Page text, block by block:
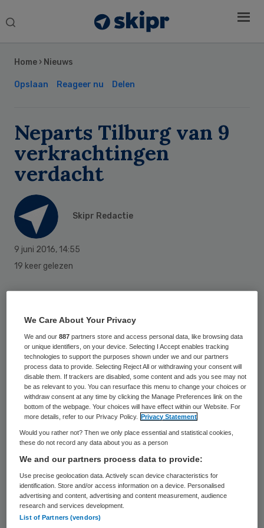
Search
Home › Nieuws
Opslaan Reageer nu Delen
Neparts Tilburg van 9
verkrachtingen
verdacht
Skipr Redactie
9 juni 2016, 14:55
19 keer gelezen
als arts wordt ervan verdacht ten minste
negen vrouwen te hebben verkracht. Het
Openbaar Ministerie heeft pas donderdag
voor het eerst ruchtbaarheid aan de zaak
gegeven tijdens een regiezitting in Breda.
Dat gebeurde nu pas vanwege de
gevoeligheid van de zaak, aldus een
woordvoerster van het OM.
De man werd in maart van dit jaar opgepakt
na een eerste melding van een slachtoffer.
Aanvankelijk stonden zes verkrachtingen op
de dagvaarding, maar inmiddels zijn het OM
Sidebar
We Care About Your Privacy
We and our887 partners store and access personal data, like browsing data
or unique identifiers, on your device. Selecting I Accept enables tracking
technologies to support the purposes shown under we and our partners
process data to provide. Selecting Reject All or withdrawing your consent will
disable them. If trackers are disabled, some content and ads you see may not
be as relevant to you. You can resurface this menu to change your choices or
withdraw consent at any time by clicking the Manage Preferences link on the
bottom of the webpage. Your choices will have effect within our Website. For
more details, refer to our Privacy Policy.
Privacy Statement
Would you rather not? Then we only place essential and statistical cookies,
these do not record any data about you as a person
We and our partners process data to provide:
Use precise geolocation data. Actively scan device characteristics for
identification. Store and/or access information on a device. Personalised
advertising and content, advertising and content measurement, audience
research and services development.
List of Partners (vendors)